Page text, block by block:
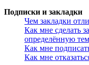
Подписки и закладки
Чем закладки
Как мне сделать
определённую
Как мне
Как мне